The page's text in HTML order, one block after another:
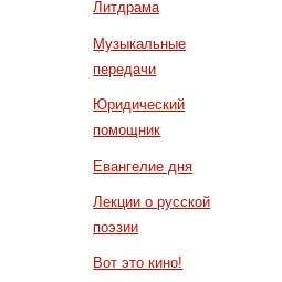
Литдрама
Музыкальные
передачи
Юридический
помощник
Евангелие дня
Лекции о русской
поэзии
Вот это кино!